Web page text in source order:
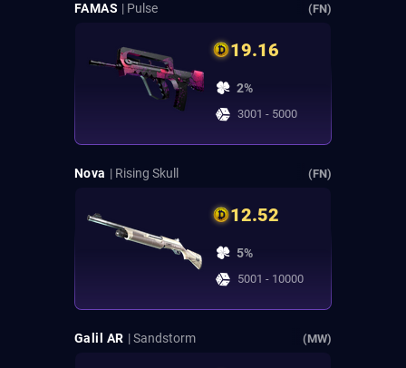
FAMAS | Pulse (FN)
19.16
2%
3001 - 5000
Nova | Rising Skull (FN)
12.52
5%
5001 - 10000
Galil AR | Sandstorm (MW)